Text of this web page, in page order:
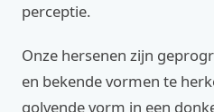
perceptie.
Onze hersenen zijn
en bekende vormen te
golvende vorm in een